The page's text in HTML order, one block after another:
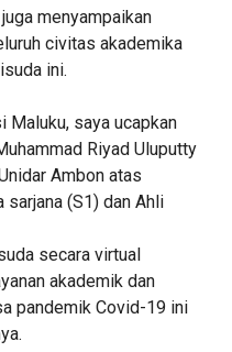
menyampaikan
civitas akademika
ini.
Maluku, saya ucapkan
Riyad Uluputty
Ambon atas
(S1) dan Ahli
secara virtual
akademik dan
pandemik Covid-19 ini